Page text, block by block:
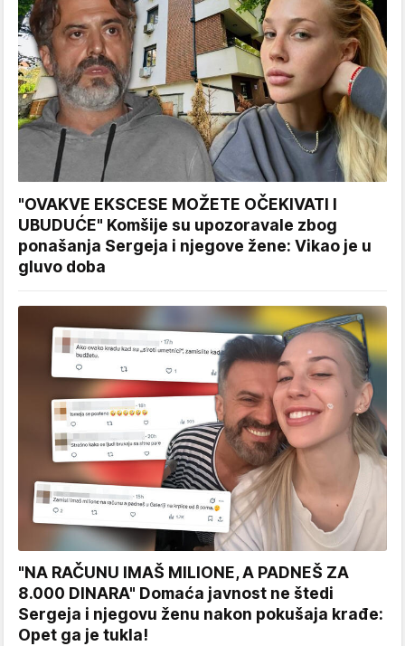
"OVAKVE EKSCESE MOŽETE OČEKIVATI I
UBUDUĆE" Komšije su upozoravale zbog
ponašanja Sergeja i njegove žene: Vikao je u
gluvo doba
"NA RAČUNU IMAŠ MILIONE, A PADNEŠ ZA
8.000 DINARA" Domaća javnost ne štedi
Sergeja i njegovu ženu nakon pokušaja krađe:
Opet ga je tukla!